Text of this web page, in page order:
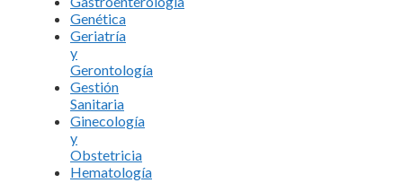
Genética
Geriatría
y
Gerontología
Gestión
Sanitaria
Ginecología
y
Obstetricia
Hematología